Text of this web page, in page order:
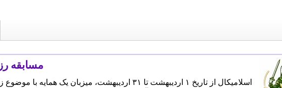
مسابقه
اسلامیکال از تاریخ ۱ اردیبهشت تا ۳۱ اردیبهشت، میزبان یک همایه با موضوع زنان و جهاد است. شما می‌توانید در مسابقه مقاله‌نویسی